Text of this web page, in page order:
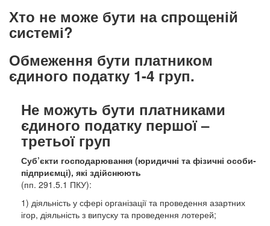
Хто не може бути на спрощеній
системі?
Обмеження бути платником
єдиного податку 1-4 груп.
Не можуть бути платниками
єдиного податку першої –
третьої груп
Суб’єкти господарювання (юридичні та фізичні особи-
підприємці), які здійснюють
(пп. 291.5.1 ПКУ):
1) діяльність у сфері організації та проведення азартних
ігор, діяльність з випуску та проведення лотерей;